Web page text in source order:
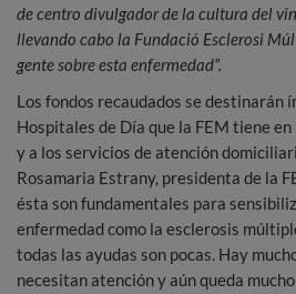
decentro divulgador de la cultura del
llevando cabo la Fundació Esclerosi
gente sobre esta enfermedad”.
Los fondos recaudados se destinarán
Hospitales de Día que la FEM tiene
y a los servicios de atención
Rosamaria Estrany, presidenta de la
ésta son fundamentales para
enfermedad como la esclerosis
todas las ayudas son pocas. Hay
necesitan atención y aún queda